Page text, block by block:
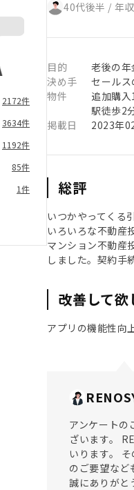
2172件
3634件
1192件
85件
1件
40代後半 / 年
目的
老後の
決め手
セール
物件
追加購入
駅徒歩2
掲載日
2023年
総評
いつかやってくる
いろいろな不動産
マンション不動産
しました。契約手
改善して欲
アプリの機能性向
アンケートの
ざいます。
いります。
のご要望など
誠にありがと